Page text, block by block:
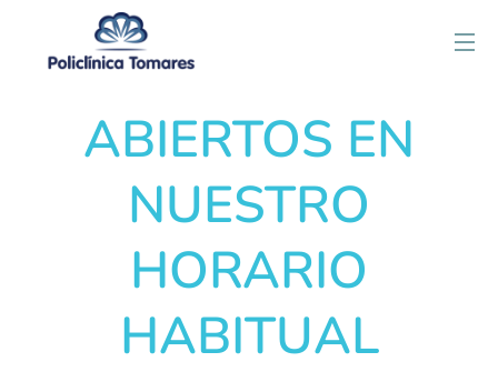
ABIERTOS EN
NUESTRO
HORARIO
HABITUAL